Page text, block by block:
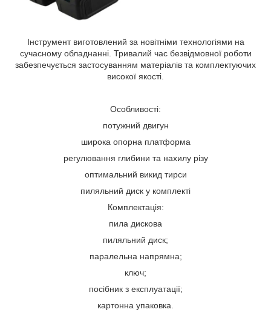
Інструмент виготовлений за новітніми технологіями на
сучасному обладнанні. Тривалий час безвідмовної роботи
забезпечується застосуванням матеріалів та комплектуючих
високої якості.
Особливості:
потужний двигун
широка опорна платформа
регулювання глибини та нахилу різу
оптимальний викид тирси
пиляльний диск у комплекті
Комплектація:
пила дискова
пиляльний диск;
паралельна напрямна;
ключ;
посібник з експлуатації;
картонна упаковка.